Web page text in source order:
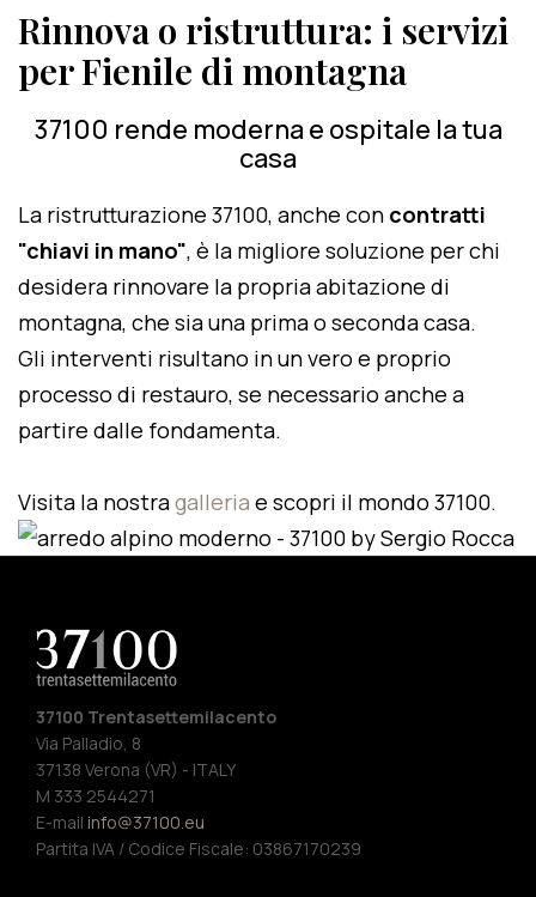
Rinnova o ristruttura: i servizi
per Fienile di montagna
37100 rende moderna e ospitale la tua
casa
La ristrutturazione 37100, anche con contratti
"chiavi in mano", è la migliore soluzione per chi
desidera rinnovare la propria abitazione di
montagna, che sia una prima o seconda casa.
Gli interventi risultano in un vero e proprio
processo di restauro, se necessario anche a
partire dalle fondamenta.
Visita la nostragalleria e scopri il mondo 37100.
37100 Trentasettemilacento
Via Palladio, 8
37138 Verona (VR) - ITALY
M 333 2544271
E-mail info@37100.eu
Partita IVA / Codice Fiscale: 03867170239